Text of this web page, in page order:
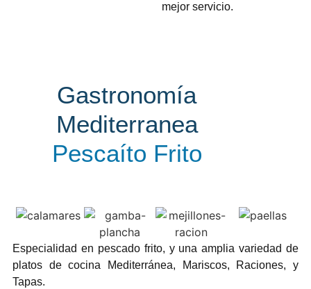
mejor servicio.
Gastronomía
Mediterranea
Pescaíto Frito
Especialidad en pescado frito, y una amplia variedad de
platos de cocina Mediterránea, Mariscos, Raciones, y
Tapas.